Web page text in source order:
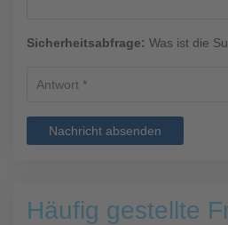
Sicherheitsabfrage: Was ist die
Nachricht absenden
Häufig gestellte